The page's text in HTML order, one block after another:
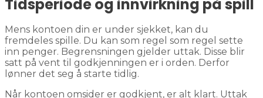
Tidsperiode og innvirkning på spill
Mens kontoen din er under sjekket, kan du
fremdeles spille. Du kan som regel som regel sette
inn penger. Begrensningen gjelder uttak. Disse blir
satt på vent til godkjenningen er i orden. Derfor
lønner det seg å starte tidlig.
Når kontoen omsider er godkjent, er alt klart. Uttak